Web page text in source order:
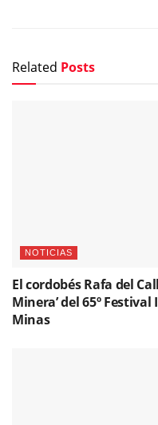
Related Posts
NOTICIAS
El cordobés Rafa del
Minera’ del 65º
Minas